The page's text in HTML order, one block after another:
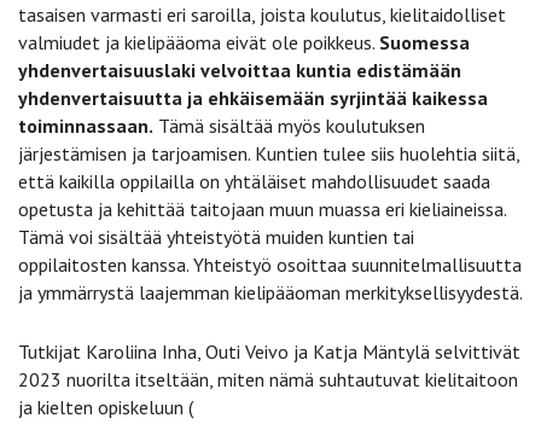
tasaisen varmasti eri saroilla, joista koulutus, kielitaidolliset
valmiudet ja kielipääoma eivät ole poikkeus. Suomessa
yhdenvertaisuuslaki velvoittaa kuntia edistämään
yhdenvertaisuutta ja ehkäisemään syrjintää kaikessa
toiminnassaan. Tämä sisältää myös koulutuksen
järjestämisen ja tarjoamisen. Kuntien tulee siis huolehtia siitä,
että kaikilla oppilailla on yhtäläiset mahdollisuudet saada
opetusta ja kehittää taitojaan muun muassa eri kieliaineissa.
Tämä voi sisältää yhteistyötä muiden kuntien tai
oppilaitosten kanssa. Yhteistyö osoittaa suunnitelmallisuutta
ja ymmärrystä laajemman kielipääoman merkityksellisyydestä.
Tutkijat Karoliina Inha, Outi Veivo ja Katja Mäntylä selvittivät
2023 nuorilta itseltään, miten nämä suhtautuvat kielitaitoon
ja kielten opiskeluun (